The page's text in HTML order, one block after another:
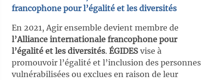
francophone pour l’égalité et les diversités
En 2021, Agir ensemble devient membre de
l’Alliance internationale francophone pour
l’égalité et les diversités. ÉGIDES vise à
promouvoir l’égalité et l’inclusion des personnes
vulnérabilisées ou exclues en raison de leur